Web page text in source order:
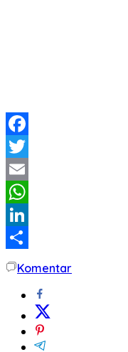
Facebook
Twitter
Email
WhatsApp
LinkedIn
ShareKomentar